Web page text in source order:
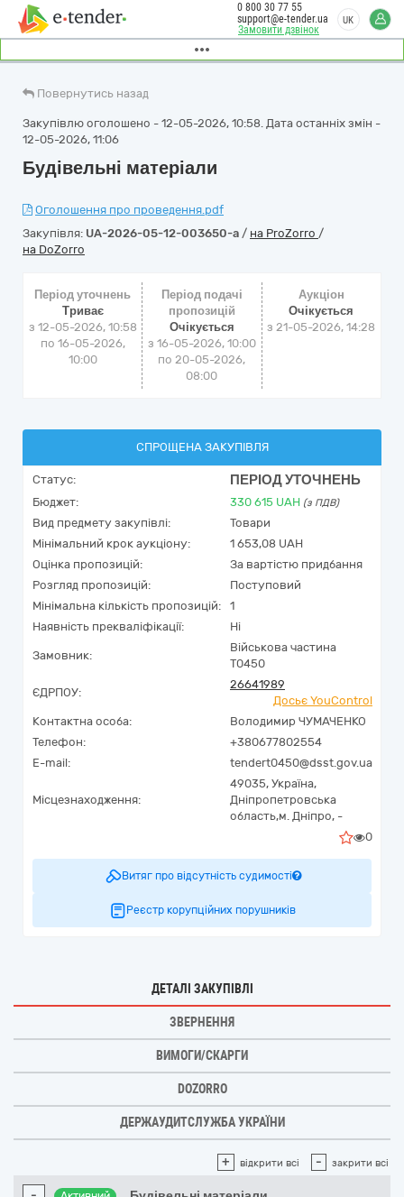
Замовити дзвінок
0 800 30 77 55
support@e-tender.ua
UK
Повернутись назад
Закупівлю оголошено - 12-05-2026, 10:58. Дата останніх змін -
12-05-2026, 11:06
Будівельні матеріали
Оголошення про проведення.pdf
Закупівля: UA-2026-05-12-003650-a / на ProZorro /
на DoZorro
Період уточнень
Триває
з 12-05-2026, 10:58
по 16-05-2026,
10:00
Період подачі
пропозицій
Очікується
з 16-05-2026, 10:00
по 20-05-2026,
08:00
Аукціон
Очікується
з21-05-2026, 14:28
СПРОЩЕНА ЗАКУПІВЛЯ
Статус: ПЕРІОД УТОЧНЕНЬ
Бюджет: 330 615 UAH (з ПДВ)
Вид предмету закупівлі:
Товари
Мінімальний крок аукціону:
1 653,08 UAH
Оцінка пропозицій:
За вартістю придбання
Розгляд пропозицій:
Поступовий
Мінімальна кількість пропозицій:
1
Наявність прекваліфікації:
Ні
Замовник:
Військова частина
Т0450
ЄДРПОУ:
26641989
Досьє YouControl
Контактна особа:
Володимир ЧУМАЧЕНКО
Телефон:
+380677802554
E-mail:
tendert0450@dsst.gov.ua
Місцезнаходження:
49035, Україна,
Дніпропетровська
область,м. Дніпро, -
0
Витяг про відсутність судимості
Реєстр корупційних порушників
ДЕТАЛІ ЗАКУПІВЛІ
ЗВЕРНЕННЯ
ВИМОГИ/СКАРГИ
DOZORRO
ДЕРЖАУДИТСЛУЖБА УКРАЇНИ
+ відкрити всі - закрити всі